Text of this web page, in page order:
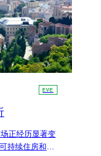
EVE
正经历显著变
持续住房和投